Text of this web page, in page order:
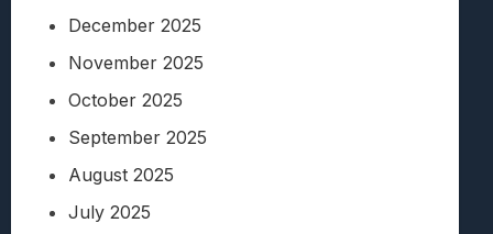
December 2025
November 2025
October 2025
September 2025
August 2025
July 2025